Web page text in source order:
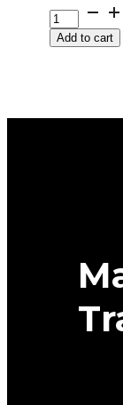
215/40R17
PRIMACY-
4-Add to cart